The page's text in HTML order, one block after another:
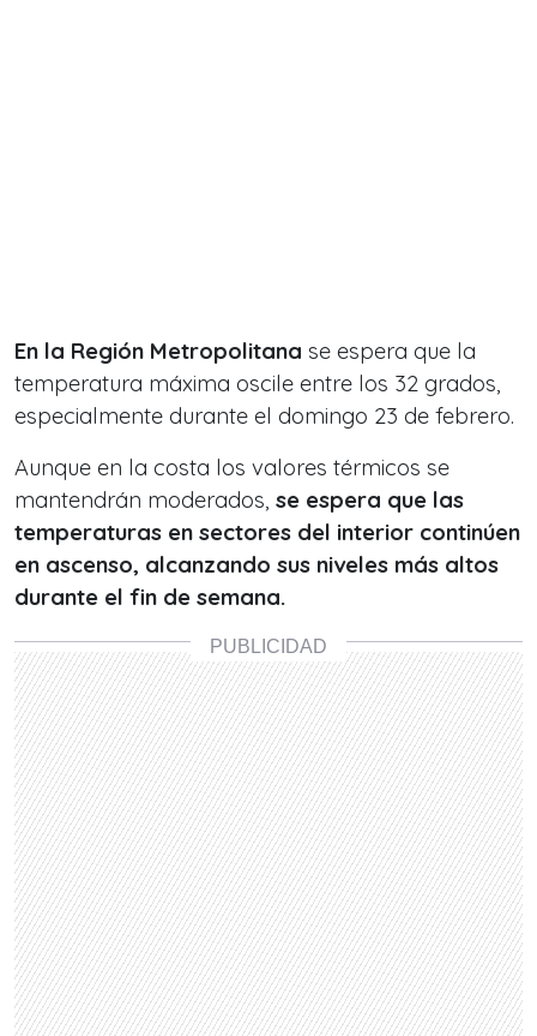
En la Región Metropolitana se espera que la
temperatura máxima oscile entre los 32 grados,
especialmente durante el domingo 23 de febrero.
Aunque en la costa los valores térmicos se
mantendrán moderados, se espera que las
temperaturas en sectores del interior continúen
en ascenso, alcanzando sus niveles más altos
durante el fin de semana.